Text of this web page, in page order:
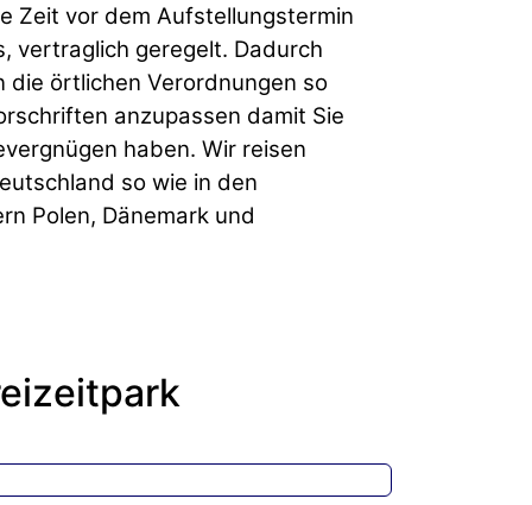
Zeit vor dem Aufstellungstermin
vertraglich geregelt. Dadurch
die örtlichen Verordnungen so
anzupassen damit Sie
haben. Wir reisen
so wie in den
Polen, Dänemark und